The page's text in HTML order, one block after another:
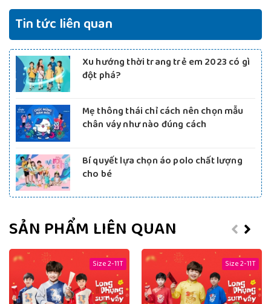
Tin tức liên quan
Xu hướng thời trang trẻ em 2023 có gì
đột phá?
Mẹ thông thái chỉ cách nên chọn mẫu
chân váy như nào đúng cách
Bí quyết lựa chọn áo polo chất lượng
cho bé
SẢN PHẨM LIÊN QUAN
Size 2-11T Size 2-11T